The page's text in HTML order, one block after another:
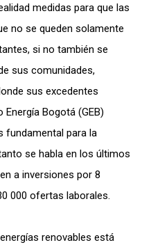
medidas para que las
no se queden solamente
si no también se
sus comunidades,
sus excedentes
Energía Bogotá (GEB)
fundamental para la
se habla en los últimos
a inversiones por 8
000 ofertas laborales.
renovables está